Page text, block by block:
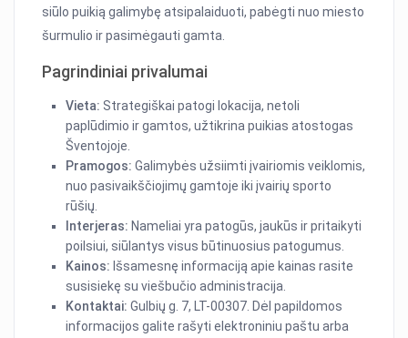
siūlo puikią galimybę atsipalaiduoti, pabėgti nuo miesto
šurmulio ir pasimėgauti gamta.
Pagrindiniai privalumai
Vieta: Strategiškai patogi lokacija, netoli
paplūdimio ir gamtos, užtikrina puikias atostogas
Šventojoje.
Pramogos: Galimybės užsiimti įvairiomis veiklomis,
nuo pasivaikščiojimų gamtoje iki įvairių sporto
rūšių.
Interjeras: Nameliai yra patogūs, jaukūs ir pritaikyti
poilsiui, siūlantys visus būtinuosius patogumus.
Kainos: Išsamesnę informaciją apie kainas rasite
susisiekę su viešbučio administracija.
Kontaktai: Gulbių g. 7, LT-00307. Dėl papildomos
informacijos galite rašyti elektroniniu paštu arba